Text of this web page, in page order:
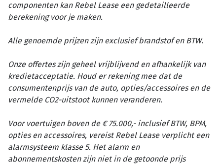
componenten kan Rebel Lease een gedetailleerde
berekening voor je maken.
Alle genoemde prijzen zijn exclusief brandstof en BTW.
Onze offertes zijn geheel vrijblijvend en afhankelijk van
kredietacceptatie. Houd er rekening mee dat de
consumentenprijs van de auto, opties/accessoires en de
vermelde CO2-uitstoot kunnen veranderen.
Voor voertuigen boven de € 75.000,- inclusief BTW, BPM,
opties en accessoires, vereist Rebel Lease verplicht een
alarmsysteem klasse 5. Het alarm en
abonnementskosten zijn niet in de getoonde prijs